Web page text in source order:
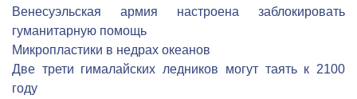
Венесуэльская армия настроена заблокировать
гуманитарную помощь
Микропластики в недрах океанов
Две трети гималайских ледников могут таять к 2100
году